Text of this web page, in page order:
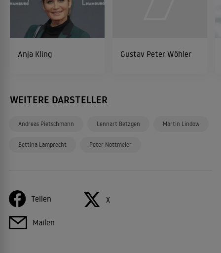
Anja Kling Gustav Peter Wöhler
WEITERE DARSTELLER
Andreas Pietschmann Lennart Betzgen Martin Lindow
Bettina Lamprecht Peter Nottmeier
Teilen X
Mailen